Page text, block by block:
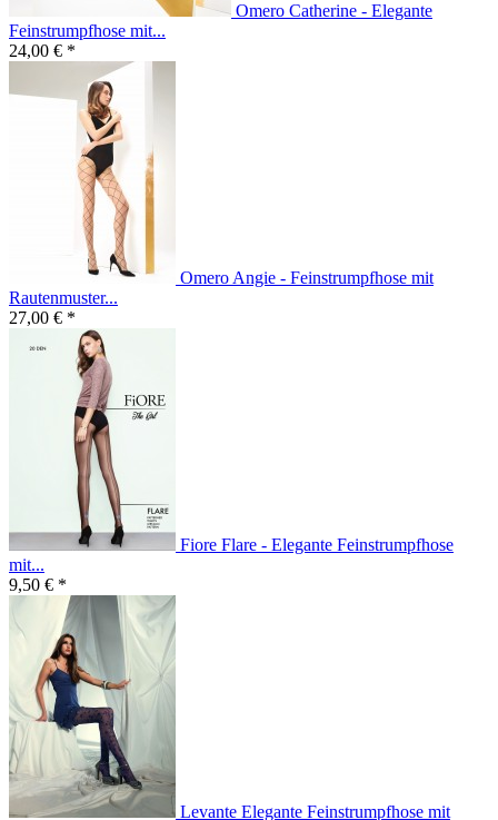
Omero Catherine - Elegante
Feinstrumpfhose mit...
24,00 € *
Omero Angie - Feinstrumpfhose mit
Rautenmuster...
27,00 € *
Fiore Flare - Elegante Feinstrumpfhose
mit...
9,50 € *
Levante Elegante Feinstrumpfhose mit